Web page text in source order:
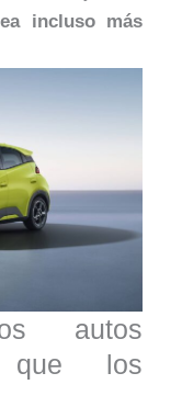
incluso más
autos
que los